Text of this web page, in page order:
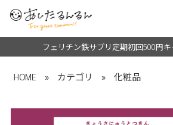
フェリチン鉄サプリ定期初回500円キ
HOME » カテゴリ » 化粧品